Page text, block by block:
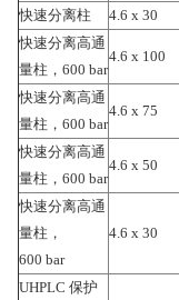
快速分离柱
4.6 x 30
快速分离高通
量柱，600 bar
4.6 x 100
快速分离高通
量柱，600 bar
4.6 x 75
快速分离高通
量柱，600 bar
4.6 x 50
快速分离高通
量柱，
600 bar
4.6 x 30
UHPLC 保护